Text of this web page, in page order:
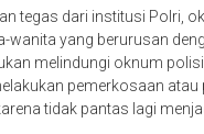
tegas dari institusi Polri,
wanita yang berurusan
melindungi oknum
pemerkosaan
tidak pantas lagi